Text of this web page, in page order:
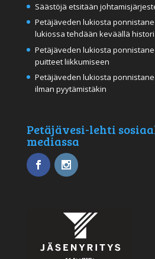
Säästöjä etsitään
Petäjäveden lukiosta
lukiossa tehdään keväällä
Petäjäveden lukiosta
puitteet liikkumiseen
Petäjäveden lukiosta
ilman pyytämistäkin
Petäjävesi-lehti
mediassa